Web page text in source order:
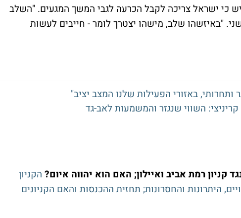
כי ישראל צריכה לקבל הכרעה לגבי המשך המגעים. "השלב
"באיזשהו שלב, מישהו יצטרך לומר - חייבים לעשות
באזורי הפעילות שלנו המצב יציב"
קניון רמת אביב ואיילון; האם הוא יהווה איום? הקניון
היתרונות והחסרונות; תחזית ההכנסות והאם הקניונים